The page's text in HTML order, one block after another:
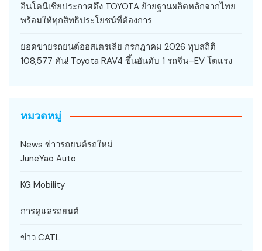
อินโดนีเซียประกาศดึง TOYOTA ย้ายฐานผลิตหลักจากไทย
พร้อมให้ทุกสิทธิประโยชน์ที่ต้องการ
ยอดขายรถยนต์ออสเตรเลีย กรกฎาคม 2026 ทุบสถิติ
108,577 คัน! Toyota RAV4 ขึ้นอันดับ 1 รถจีน–EV โตแรง
หมวดหมู่
News ข่าวรถยนต์รถใหม่
JuneYao Auto
KG Mobility
การดูแลรถยนต์
ข่าว CATL